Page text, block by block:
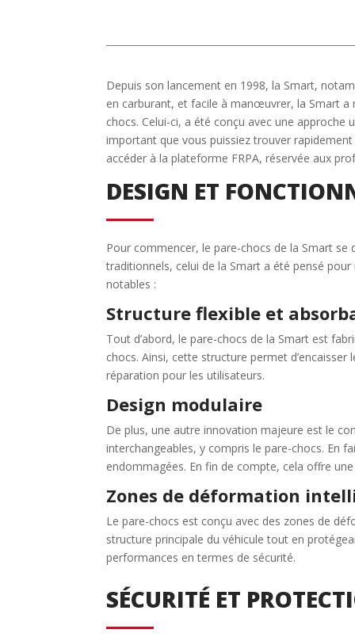
Depuis son lancement en 1998, la Smart,
en carburant, et facile à manœuvrer, la Smart a
chocs. Celui-ci, a été conçu avec une
important que vous puissiez trouver
accéder à la plateforme FRPA, réservée aux
DESIGN ET
Pour commencer, le pare-chocs de la Smart
traditionnels, celui de la Smart a été pensé
notables :
Structure flexible et
Tout d’abord, le pare-chocs de la Smart est
chocs. Ainsi, cette structure permet
réparation pour les utilisateurs.
Design modulaire
De plus, une autre innovation majeure est le
interchangeables, y compris le pare-chocs. En
endommagées. En fin de compte, cela offre
Zones de déformation
Le pare-chocs est conçu avec des zones de
structure principale du véhicule tout en
performances en termes de sécurité.
SÉCURITÉ ET